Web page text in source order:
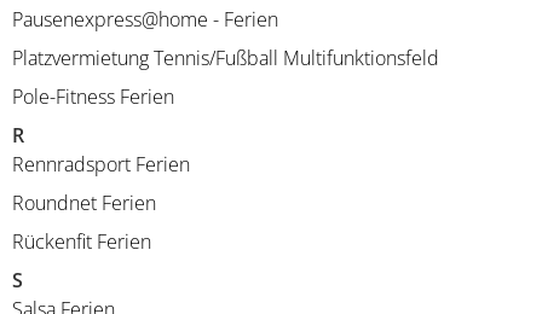
Pausenexpress@home - Ferien
Platzvermietung Tennis/Fußball Multifunktionsfeld
Pole-Fitness Ferien
R
Rennradsport Ferien
Roundnet Ferien
Rückenfit Ferien
S